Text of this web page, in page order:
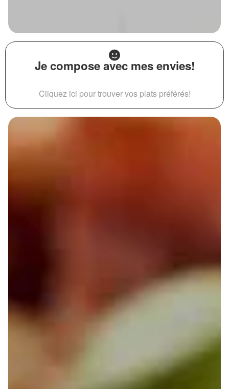
Je compose avec mes envies!
Cliquez ici pour trouver vos plats préférés!